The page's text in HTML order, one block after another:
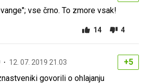
vse črno. To zmore vsak!
14 4
12. 07. 2019 21.03
+5
govorili o ohlajanju